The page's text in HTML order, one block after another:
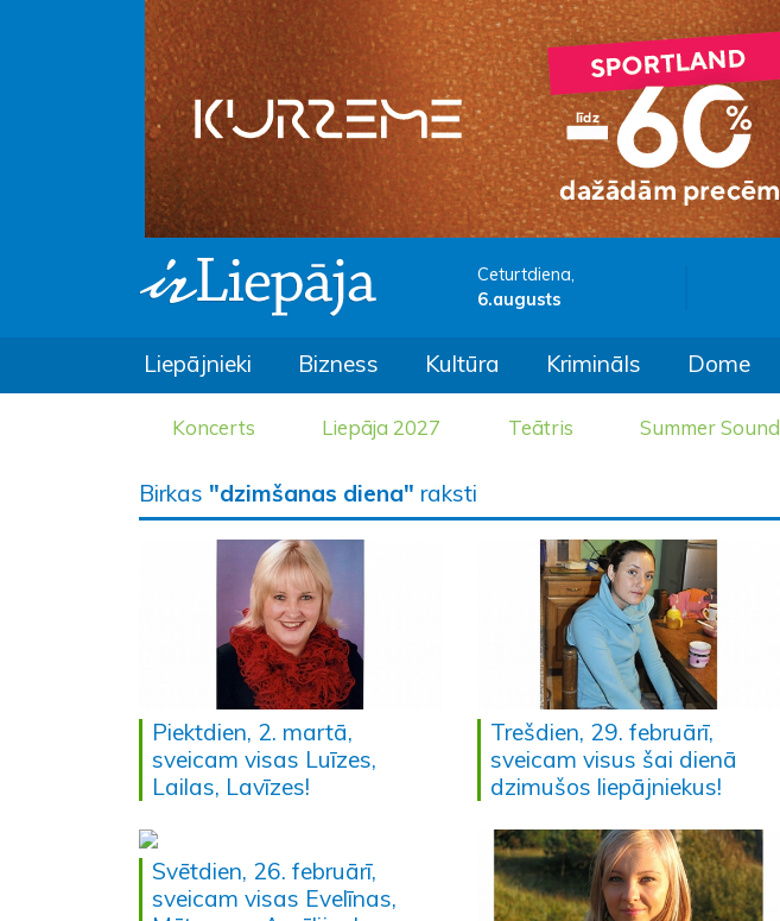
Ceturtdiena,
6.augusts
Liepājnieki Bizness Kultūra Krimināls Dome
Koncerts Liepāja 2027 Teātris Summer Sound
Birkas "dzimšanas diena" raksti
Piektdien, 2. martā,
sveicam visas Luīzes,
Lailas, Lavīzes!
Trešdien, 29. februārī,
sveicam visus šai dienā
dzimušos liepājniekus!
Svētdien, 26. februārī,
sveicam visas Evelīnas,